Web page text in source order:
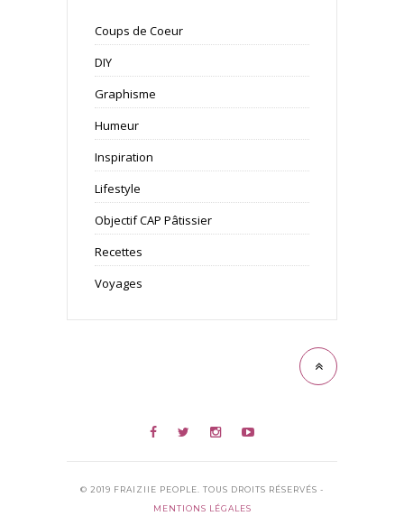
Coups de Coeur
DIY
Graphisme
Humeur
Inspiration
Lifestyle
Objectif CAP Pâtissier
Recettes
Voyages
© 2019 FRAIZIIE PEOPLE. TOUS DROITS RÉSERVÉS -
MENTIONS LÉGALES